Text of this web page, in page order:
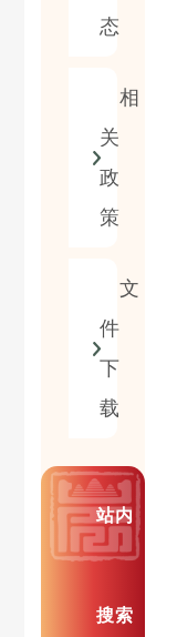
态
相
关
政
策
文
件
下
载
站内
搜索